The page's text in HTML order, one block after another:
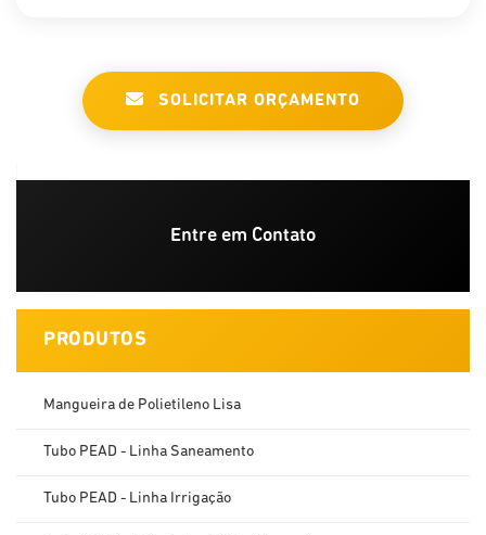
SOLICITAR ORÇAMENTO
Entre em Contato
PRODUTOS
Mangueira de Polietileno Lisa
Tubo PEAD - Linha Saneamento
Tubo PEAD - Linha Irrigação